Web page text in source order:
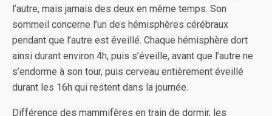
l’autre, mais jamais des deux en même temps. Son
sommeil concerne l’un des hémisphères cérébraux
pendant que l’autre est éveillé. Chaque hémisphère dort
ainsi durant environ 4h, puis s’éveille, avant que l’autre ne
s’endorme à son tour, puis cerveau entièrement éveillé
durant les 16h qui restent dans la journée.
Différence des mammifères en train de dormir, les